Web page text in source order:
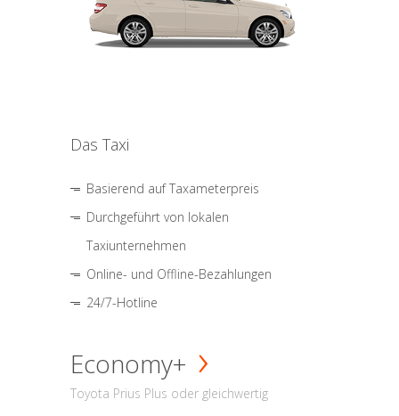
Das Taxi
Basierend auf Taxameterpreis
Durchgeführt von lokalen
Taxiunternehmen
Online- und Offline-Bezahlungen
24/7-Hotline
Economy+
Toyota Prius Plus oder gleichwertig